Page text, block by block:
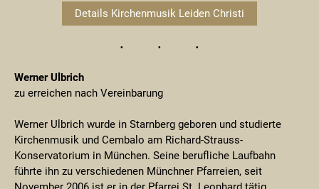
Details Kirchenmusik Leiden Christi
Werner Ulbrich
zu erreichen nach Vereinbarung
Werner Ulbrich wurde in Starnberg geboren und studierte
Kirchenmusik und Cembalo am Richard-Strauss-
Konservatorium in München. Seine berufliche Laufbahn
führte ihn zu verschiedenen Münchner Pfarreien, seit